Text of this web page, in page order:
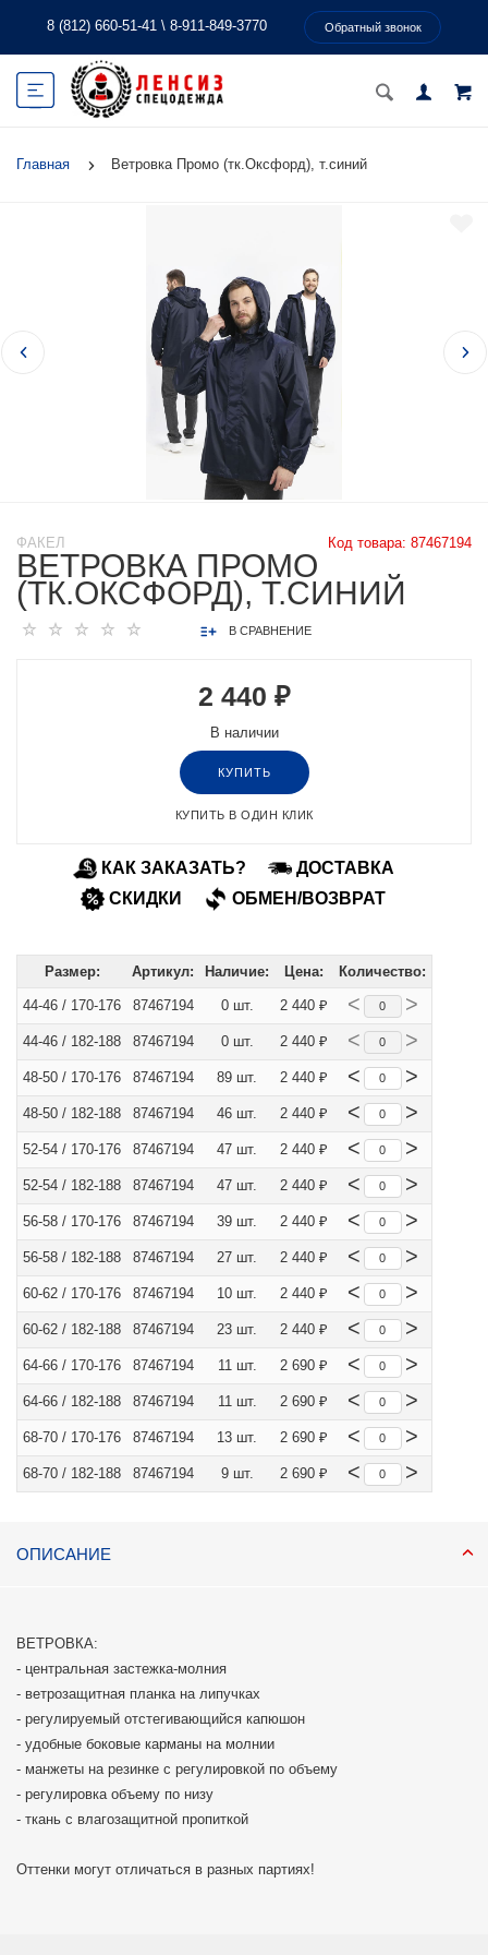
8 (812) 660-51-41 \ 8-911-849-3770 Обратный звонок
Главная Ветровка Промо (тк.Оксфорд), т.синий
Код товара: 87467194
ФАКЕЛ
ВЕТРОВКА ПРОМО
(ТК.ОКСФОРД), Т.СИНИЙ
В СРАВНЕНИЕ
2 440 ₽
В наличии
КУПИТЬ
КУПИТЬ В ОДИН КЛИК
КАК ЗАКАЗАТЬ?
ДОСТАВКА
СКИДКИ
ОБМЕН/ВОЗВРАТ
Размер: Артикул: Наличие: Цена: Количество:
44-46 / 170-176 87467194 0 шт. 2 440 ₽ < >
44-46 / 182-188 87467194 0 шт. 2 440 ₽ < >
48-50 / 170-176 87467194 89 шт. 2 440 ₽ < >
48-50 / 182-188 87467194 46 шт. 2 440 ₽ < >
52-54 / 170-176 87467194 47 шт. 2 440 ₽ < >
52-54 / 182-188 87467194 47 шт. 2 440 ₽ < >
56-58 / 170-176 87467194 39 шт. 2 440 ₽ < >
56-58 / 182-188 87467194 27 шт. 2 440 ₽ < >
60-62 / 170-176 87467194 10 шт. 2 440 ₽ < >
60-62 / 182-188 87467194 23 шт. 2 440 ₽ < >
64-66 / 170-176 87467194 11 шт. 2 690 ₽ < >
64-66 / 182-188 87467194 11 шт. 2 690 ₽ < >
68-70 / 170-176 87467194 13 шт. 2 690 ₽ < >
68-70 / 182-188 87467194 9 шт. 2 690 ₽ < >
ОПИСАНИЕ
ВЕТРОВКА:
- центральная застежка-молния
- ветрозащитная планка на липучках
- регулируемый отстегивающийся капюшон
- удобные боковые карманы на молнии
- манжеты на резинке с регулировкой по объему
- регулировка объему по низу
- ткань с влагозащитной пропиткой
Оттенки могут отличаться в разных партиях!